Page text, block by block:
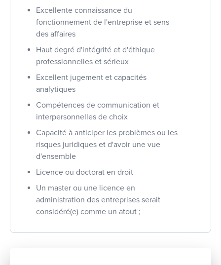
Excellente connaissance du
fonctionnement de l'entreprise et sens
des affaires
Haut degré d'intégrité et d'éthique
professionnelles et sérieux
Excellent jugement et capacités
analytiques
Compétences de communication et
interpersonnelles de choix
Capacité à anticiper les problèmes ou les
risques juridiques et d'avoir une vue
d'ensemble
Licence ou doctorat en droit
Un master ou une licence en
administration des entreprises serait
considéré(e) comme un atout ;